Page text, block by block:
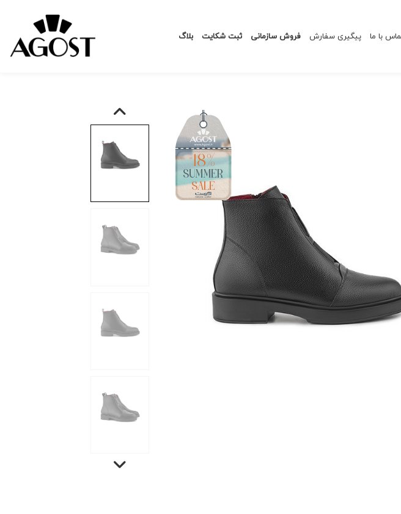
با ما پیگیری سفارش فروش سازمانی ثبت شکایت بلاگ